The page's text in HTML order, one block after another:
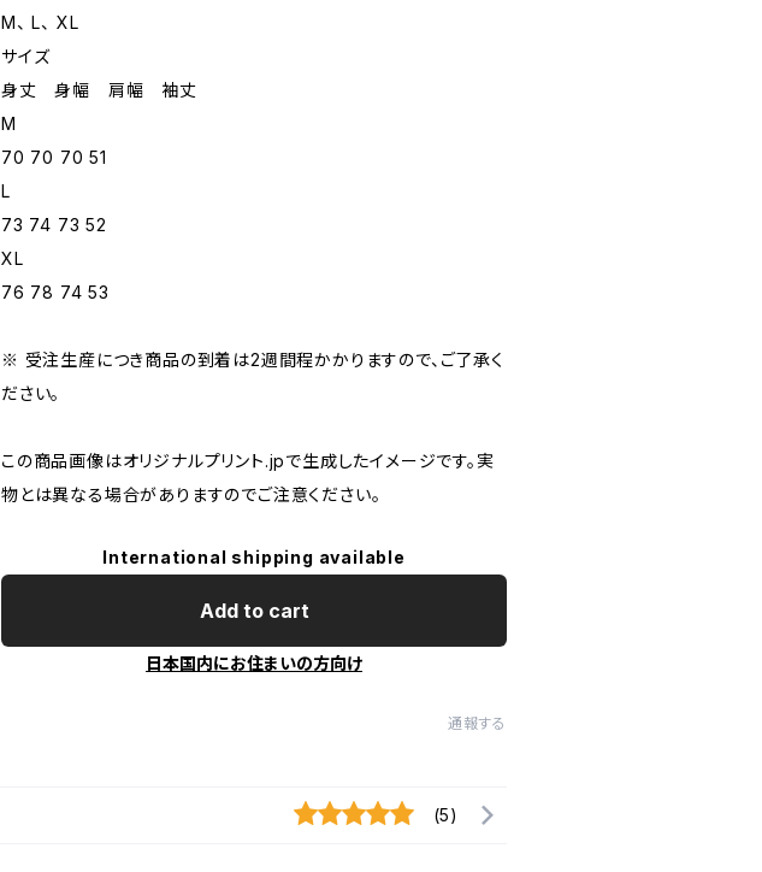
M、 L、 XL
サイズ
身丈 身幅 肩幅 袖丈
M
70 70 70 51
L
73 74 73 52
XL
76 78 74 53
※ 受注生産につき商品の到着は2週間程かかりますので、ご了承く
ださい。
この商品画像はオリジナルプリント.jpで生成したイメージです。実
物とは異なる場合がありますのでご注意ください。
International shipping available
Add to cart
日本国内にお住まいの方向け
通報する
(5)